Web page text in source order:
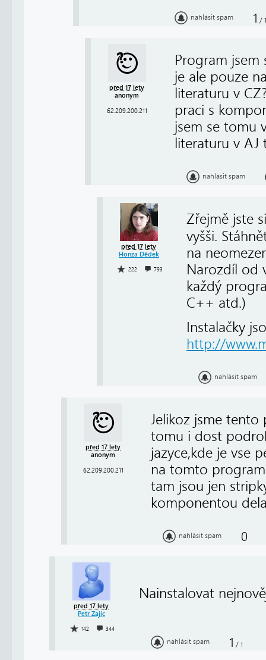
nahlásit spam 1 / 1
před 17 lety
anonym
62.209.200.211
Program jsem
je ale pouze
literaturu v
praci s
jsem se tomu
literaturu v AJ
nahlásit spam
před 17 lety
Honza Dědek
222 793
Zřejmě jste
vyšši.
na
Narozdíl od
každý
C++ atd.)
Instalačky
http://
nahlásit spam
před 17 lety
anonym
62.209.200.211
Jelikoz jsme
tomu i dost
jazyce,kde je vse
na tomto
tam jsou jen
komponentou
nahlásit spam 0
před 17 lety
Petr Zajíc
142 344
Nainstalovat
nahlásit spam 1 / 1